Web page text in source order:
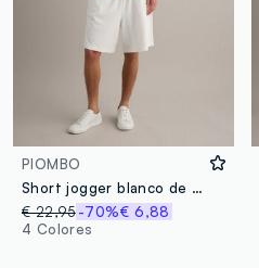
PIOMBO
Short jogger blanco de mezcla de algodón con cordón, corte relaxed
€ 22,95-70%€ 6,88
4 Colores